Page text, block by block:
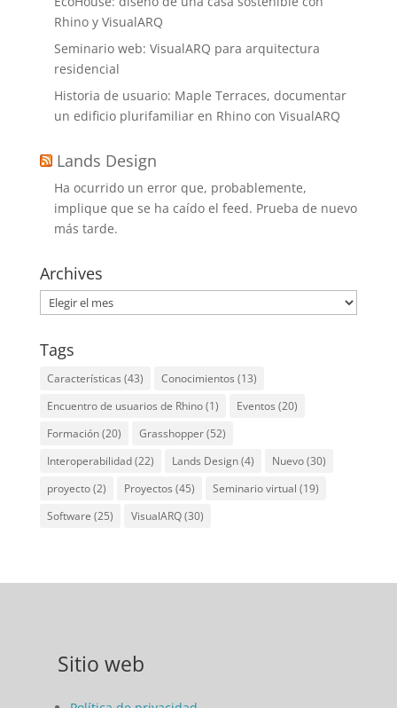
Rhino y VisualARQ
Seminario web: VisualARQ para arquitectura
residencial
Historia de usuario: Maple Terraces, documentar
un edificio plurifamiliar en Rhino con VisualARQ
Lands Design
Ha ocurrido un error que, probablemente,
implique que se ha caído el feed. Prueba de nuevo
más tarde.
Archives
Archives
Tags
Características (43) Conocimientos (13)
Encuentro de usuarios de Rhino(1) Eventos (20)
Formación(20) Grasshopper(52)
Interoperabilidad(22) Lands Design(4) Nuevo(30)
proyecto(2) Proyectos (45) Seminario virtual (19)
Software (25) VisualARQ(30)
Sitio web